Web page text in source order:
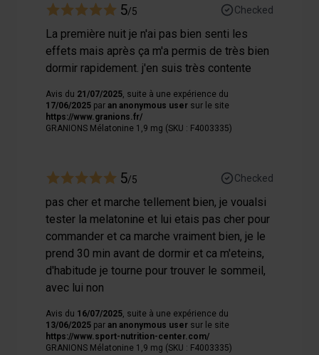
5/5 Checked
La première nuit je n'ai pas bien senti les
effets mais après ça m'a permis de très bien
dormir rapidement. j'en suis très contente
Avis du 21/07/2025 , suite à une expérience du
17/06/2025 par an anonymous user sur le site
https://www.granions.fr/
GRANIONS Mélatonine 1,9 mg (SKU : F4003335)
5/5 Checked
pas cher et marche tellement bien, je voualsi
tester la melatonine et lui etais pas cher pour
commander et ca marche vraiment bien, je le
prend 30 min avant de dormir et ca m'eteins,
d'habitude je tourne pour trouver le sommeil,
avec lui non
Avis du 16/07/2025 , suite à une expérience du
13/06/2025 par an anonymous user sur le site
https://www.sport-nutrition-center.com/
GRANIONS Mélatonine 1,9 mg (SKU : F4003335)